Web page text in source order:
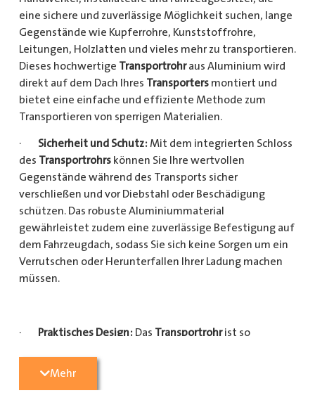
eine sichere und zuverlässige Möglichkeit suchen, lange
Gegenstände wie Kupferrohre, Kunststoffrohre,
Leitungen, Holzlatten und vieles mehr zu transportieren.
Dieses hochwertige Transportrohraus Aluminium wird
direkt auf dem Dach Ihres Transportersmontiert und
bietet eine einfache und effiziente Methode zum
Transportieren von sperrigen Materialien.
· Sicherheit und Schutz: Mit dem integrierten Schloss
des Transportrohrskönnen Sie Ihre wertvollen
Gegenstände während des Transports sicher
verschließen und vor Diebstahl oder Beschädigung
schützen. Das robuste Aluminiummaterial
gewährleistet zudem eine zuverlässige Befestigung auf
dem Fahrzeugdach, sodass Sie sich keine Sorgen um ein
Verrutschen oder Herunterfallen Ihrer Ladung machen
müssen.
· Praktisches Design: Das Transportrohrist so
Gegenständen sicher und einfach transportieren kann
Mehr